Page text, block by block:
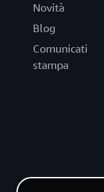
Novità
Blog
Comunicati
stampa